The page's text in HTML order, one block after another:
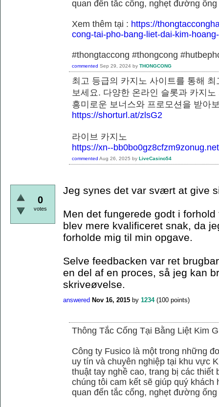
quan đến tắc cống, nghẹt đường
Xem thêm tại : https://
cong-tai-pho-bang-liet-dai-kim-
#thongtaccong #thongcong
commented Sep 29, 2024 by THONGCONG
최고 등급의 카지노 사이트를 통해
보세요. 다양한 온라인 슬롯과 카지
흥미로운 보너스와 프로모션을
https://shorturl.at/zlsG2
라이브 카지노
https://xn--bb0bo0gz8cfzm9zonug.net
commented Aug 26, 2025 by LiveCasino54
0
votes
Jeg synes det var svært at give
Men det fungerede godt i
blev mere kvalificeret snak, da
forholde mig til min opgave.
Selve feedbacken var ret
en del af en proces, så jeg kan
skriveøvelse.
answered Nov 16, 2015 by 1234 (100 points)
Thông Tắc Cống Tại Bằng Liệt Kim
Công ty Fusico là một trong những
uy tín và chuyên nghiệp tại khu vực
thuật tay nghề cao, trang bị các thiết
chúng tôi cam kết sẽ giúp quý
quan đến tắc cống, nghẹt đường